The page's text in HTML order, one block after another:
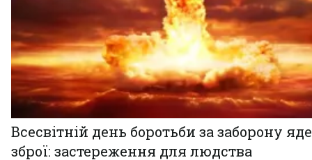
Всесвітній день боротьби за заборону
зброї: застереження для людства